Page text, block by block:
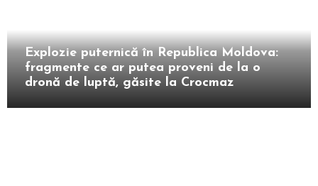
Explozie puternică în Republica Moldova:
fragmente ce ar putea proveni de la o
dronă de luptă, găsite la Crocmaz